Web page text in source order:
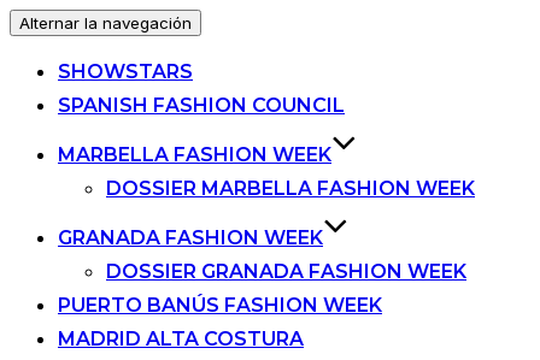
Alternar la navegación
SHOWSTARS
SPANISH FASHION COUNCIL
MARBELLA FASHION WEEK
DOSSIER MARBELLA FASHION WEEK
GRANADA FASHION WEEK
DOSSIER GRANADA FASHION WEEK
PUERTO BANÚS FASHION WEEK
MADRID ALTA COSTURA